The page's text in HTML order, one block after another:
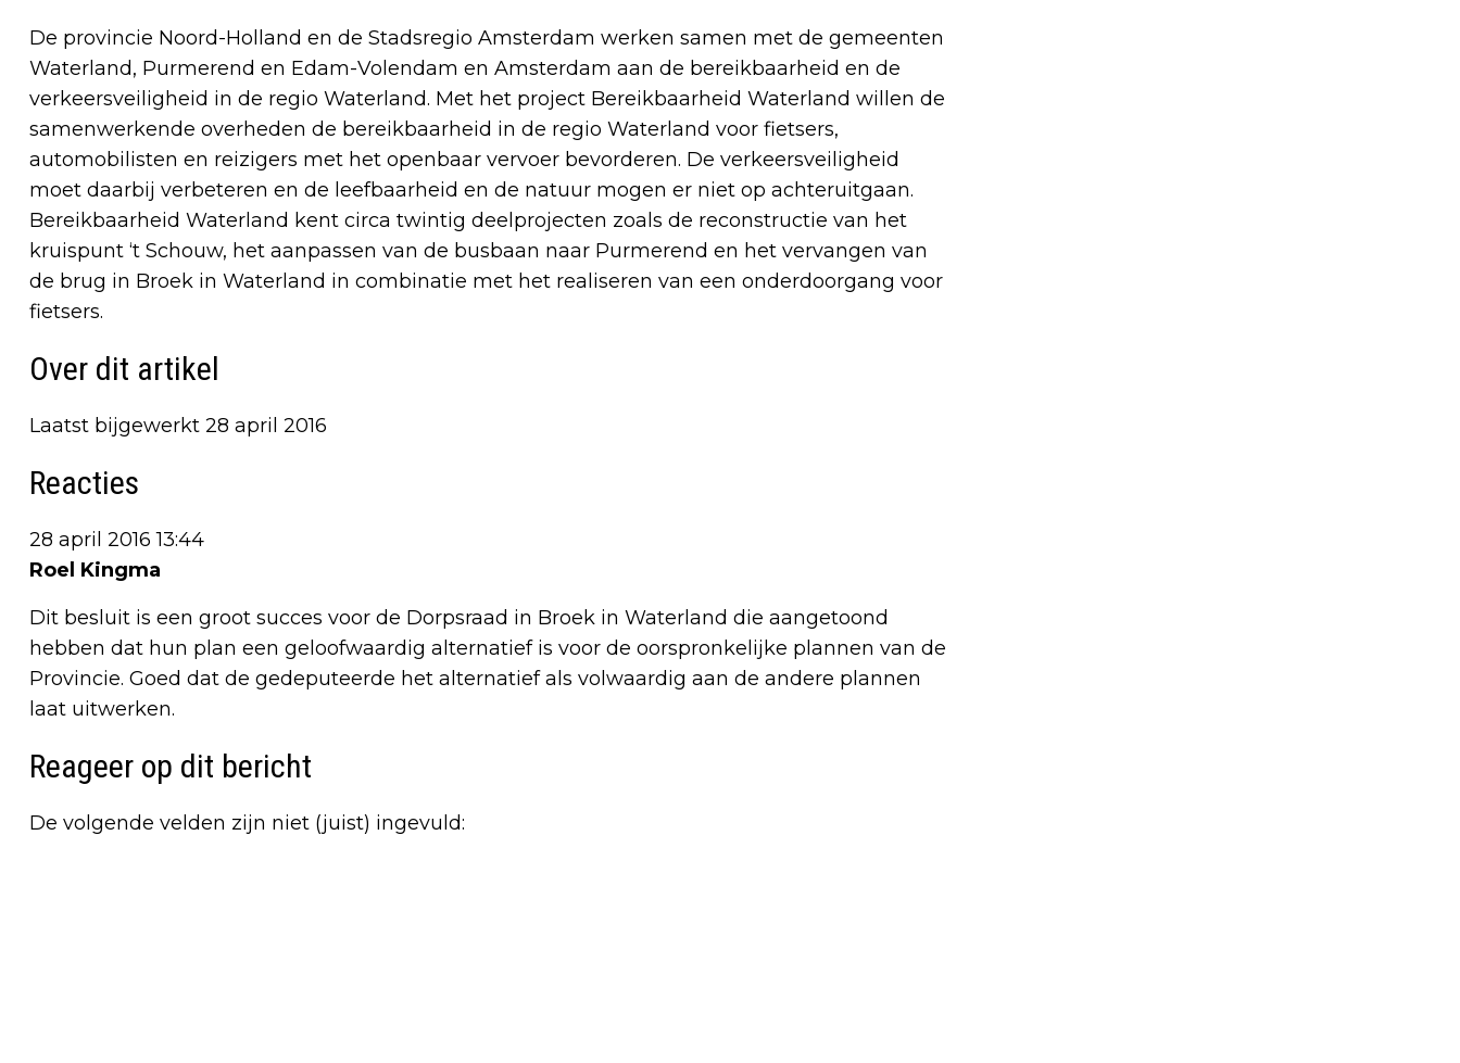
De provincie Noord-Holland en de Stadsregio Amsterdam werken samen met de gemeenten
Waterland, Purmerend en Edam-Volendam en Amsterdam aan de bereikbaarheid en de
verkeersveiligheid in de regio Waterland. Met het project Bereikbaarheid Waterland willen de
samenwerkende overheden de bereikbaarheid in de regio Waterland voor fietsers,
automobilisten en reizigers met het openbaar vervoer bevorderen. De verkeersveiligheid
moet daarbij verbeteren en de leefbaarheid en de natuur mogen er niet op achteruitgaan.
Bereikbaarheid Waterland kent circa twintig deelprojecten zoals de reconstructie van het
kruispunt ‘t Schouw, het aanpassen van de busbaan naar Purmerend en het vervangen van
de brug in Broek in Waterland in combinatie met het realiseren van een onderdoorgang voor
fietsers.
Over dit artikel
Laatst bijgewerkt 28 april 2016
Reacties
28 april 2016 13:44
Roel Kingma
Dit besluit is een groot succes voor de Dorpsraad in Broek in Waterland die aangetoond
hebben dat hun plan een geloofwaardig alternatief is voor de oorspronkelijke plannen van de
Provincie. Goed dat de gedeputeerde het alternatief als volwaardig aan de andere plannen
laat uitwerken.
Reageer op dit bericht
De volgende velden zijn niet (juist) ingevuld: